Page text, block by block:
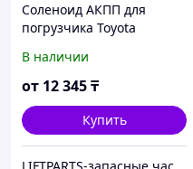
Соленоид АКПП для
погрузчика Toyota
В наличии
от 12 345₸
Купить